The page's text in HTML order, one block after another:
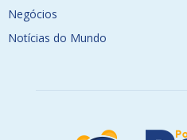
Negócios
Notícias do Mundo